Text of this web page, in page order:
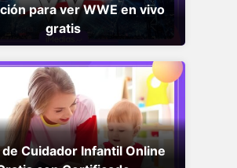
para ver WWE en vivo
gratis
Cuidador Infantil Online